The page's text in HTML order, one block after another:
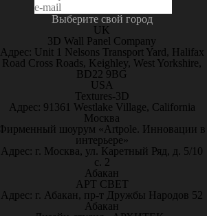
Выберите свой город
UK
3D Wall Panel Company
Адрес: Unit 1 Nelsons Transport Yard, Halifax
Road Cross Roads, Keighley, West Yorkshire,
BD22 9BG
USA
Textures-3D
Адрес: 91361 Westlake Village, California
Москва
шоурум «Artpole. Инновации в
интерьере»
Адрес: г. Москва, ул. Каретный Ряд, д. 5/10
с. 2
Абакан
АРТ СВЕТ
Адрес: г. Абакан, пр-т Дружбы Народов 52
Абакан